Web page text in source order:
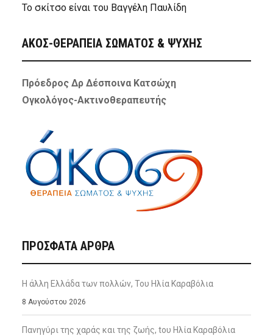
Το σκίτσο είναι του Βαγγέλη Παυλίδη
ΑΚΟΣ-ΘΕΡΑΠΕΙΑ ΣΩΜΑΤΟΣ & ΨΥΧΗΣ
Πρόεδρος Δρ Δέσποινα Κατσώχη
Ογκολόγος-Ακτινοθεραπευτής
ΠΡΌΣΦΑΤΑ ΆΡΘΡΑ
Η άλλη Ελλάδα των πολλών, Του Ηλία Καραβόλια
8 Αυγούστου 2026
Πανηγύρι της χαράς και της ζωής, tου Ηλία Καραβόλια